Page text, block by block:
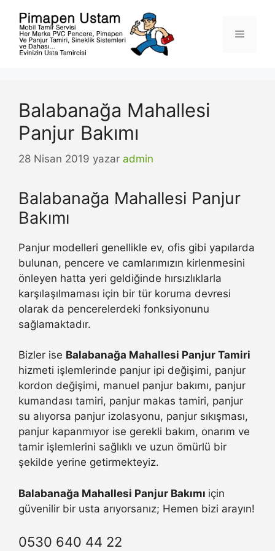
Menü
Balabanağa Mahallesi
Panjur Bakımı
28 Nisan 2019 yazar admin
Balabanağa Mahallesi Panjur
Bakımı
Panjur modelleri genellikle ev, ofis gibi yapılarda
bulunan, pencere ve camlarımızın kirlenmesini
önleyen hatta yeri geldiğinde hırsızlıklarla
karşılaşılmaması için bir tür koruma devresi
olarak da pencerelerdeki fonksiyonunu
sağlamaktadır.
Bizler ise Balabanağa Mahallesi Panjur Tamiri
hizmeti işlemlerinde panjur ipi değişimi, panjur
kordon değişimi, manuel panjur bakımı, panjur
kumandası tamiri, panjur makas tamiri, panjur
su alıyorsa panjur izolasyonu, panjur sıkışması,
panjur kapanmıyor ise gerekli bakım, onarım ve
tamir işlemlerini sağlıklı ve uzun ömürlü bir
şekilde yerine getirmekteyiz.
Balabanağa Mahallesi Panjur Bakımı için
güvenilir bir usta arıyorsanız; Hemen bizi arayın!
0530 640 44 22